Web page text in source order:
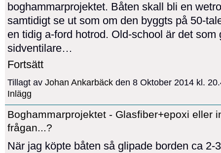
boghammarprojektet. Båten skall bli en
samtidigt se ut som om den byggts på 50-
en tidig a-ford hotrod. Old-school är det som
sidventilare…
Fortsätt
Tillagt av Johan Ankarbäck den 8 Oktober 2014 kl.
Inlägg
Boghammarprojektet - Glasfiber+epoxi eller
frågan...?
När jag köpte båten så glipade borden ca 2-